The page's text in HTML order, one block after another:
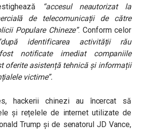
“accesul neautorizat la
de telecomunicații de către
Populare Chineze”. Conform celor
identificarea activității rău
notificate imediat companiile
oferite asistență tehnică și informații
victime”.
hackerii chinezi au încercat să
și rețelele de internet utilizate de
Trump și de senatorul JD Vance,